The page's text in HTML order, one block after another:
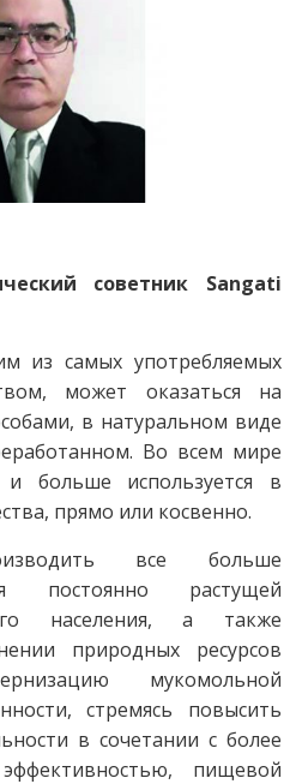
советник
Sangati
из самых употребляемых
может оказаться на
в натуральном виде
Во всем мире
больше используется в
прямо или косвенно.
все больше
постоянно растущей
населения, а также
природных ресурсов
мукомольной
стремясь повысить
в сочетании с более
пищевой